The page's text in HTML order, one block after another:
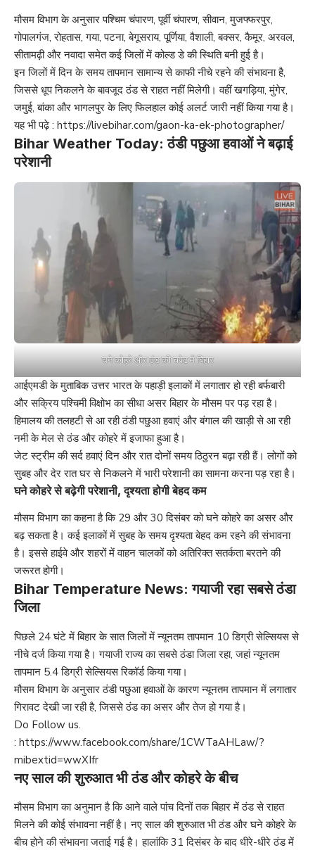
मौसम विभाग के अनुसार पश्चिम चंपारण, पूर्वी चंपारण, सीवान, मुजफ्फरपुर,
गोपालगंज, रोहतास, गया, पटना, बेगूसराय, पूर्णिया, वैशाली, बक्सर, कैमूर, अरवल,
सीतामढ़ी और नवादा समेत कई जिलों में कोल्ड डे की स्थिति बनी हुई है।
इन जिलों में दिन के समय तापमान सामान्य से काफी नीचे रहने की संभावना है,
जिससे धूप निकलने के बावजूद ठंड से राहत नहीं मिलेगी। वहीं खगड़िया, मुंगेर,
जमुई, बांका और भागलपुर के लिए फिलहाल कोई अलर्ट जारी नहीं किया गया है।
यह भी पढ़े : https://livebihar.com/gaon-ka-ek-photographer/
Bihar Weather Today: ठंडी पछुआ हवाओं ने बढ़ाई
परेशानी
घने कोहरे और ठंड की चपेट में बिहार
आईएमडी के मुताबिक उत्तर भारत के पहाड़ी इलाकों में लगातार हो रही बर्फबारी
और सक्रिय पश्चिमी विक्षोभ का सीधा असर बिहार के मौसम पर पड़ रहा है।
हिमालय की तलहटी से आ रही ठंडी पछुआ हवाएं और बंगाल की खाड़ी से आ रही
नमी के मेल से ठंड और कोहरे में इजाफा हुआ है।
जेट स्ट्रीम की सर्द हवाएं दिन और रात दोनों समय ठिठुरन बढ़ा रही हैं। लोगों को
सुबह और देर रात घर से निकलने में भारी परेशानी का सामना करना पड़ रहा है।
घने कोहरे से बढ़ेगी परेशानी, दृश्यता होगी बेहद कम
मौसम विभाग का कहना है कि 29 और 30 दिसंबर को घने कोहरे का असर और
बढ़ सकता है। कई इलाकों में सुबह के समय दृश्यता बेहद कम रहने की संभावना
है। इससे हाईवे और शहरों में वाहन चालकों को अतिरिक्त सतर्कता बरतने की
जरूरत होगी।
Bihar Temperature News: गयाजी रहा सबसे ठंडा
जिला
पिछले 24 घंटे में बिहार के सात जिलों में न्यूनतम तापमान 10 डिग्री सेल्सियस से
नीचे दर्ज किया गया है। गयाजी राज्य का सबसे ठंडा जिला रहा, जहां न्यूनतम
तापमान 5.4 डिग्री सेल्सियस रिकॉर्ड किया गया।
मौसम विभाग के अनुसार ठंडी पछुआ हवाओं के कारण न्यूनतम तापमान में लगातार
गिरावट देखी जा रही है, जिससे ठंड का असर और तेज हो गया है।
Do Follow us.
: https://www.facebook.com/share/1CWTaAHLaw/?
mibextid=wwXIfr
नए साल की शुरुआत भी ठंड और कोहरे के बीच
मौसम विभाग का अनुमान है कि आने वाले पांच दिनों तक बिहार में ठंड से राहत
मिलने की कोई संभावना नहीं है। नए साल की शुरुआत भी ठंड और घने कोहरे के
बीच होने की संभावना जताई गई है। हालांकि 31 दिसंबर के बाद धीरे-धीरे ठंड में